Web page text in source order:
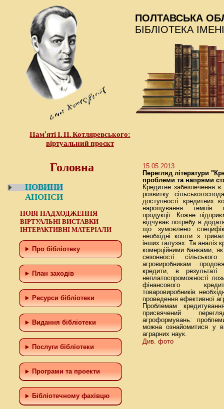
Пам’яті І. П. Котляревського:
віртуальний проєкт
ПОЛТАВСЬКА
БІБЛІОТЕКА
Головна
НОВИНИ
АНОНСИ
НОВІ НАДХОДЖЕННЯ
ВІРТУАЛЬНІ ВИСТАВКИ
ІНТЕРАКТИВНІ МАТЕРІАЛИ
Про бібліотеку
План заходів
Ресурси бібліотеки
Видання бібліотеки
Послуги бібліотеки
Програми та проекти
Бiблiотечному фахiвцю
15.05.2013
Перегляд літератури
проблеми та напрями
Кредитне забезпечення
розвитку
доступності кредитних
нарощування темпів
продукції. Кожне
відчуває потребу в
що зумовлено
необхідні кошти з
інших галузях. Та аналіз
комерційними банками,
сезонності
агровиробникам
кредити, в
неплатоспроможності
фінансового
товаровиробників
проведення ефективної
Проблемам
присвячений
агроформувань:
можна ознайомитися у
аграрних наук.
Див. фото